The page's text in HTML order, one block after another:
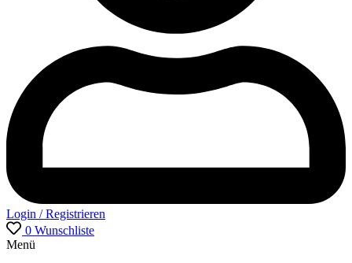
Login / Registrieren
0 Wunschliste
Menü